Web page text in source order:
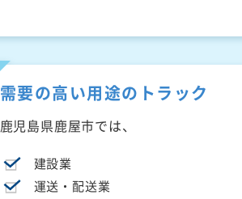
需要の高い用途のトラック
鹿児島県鹿屋市では、
建設業
運送・配送業